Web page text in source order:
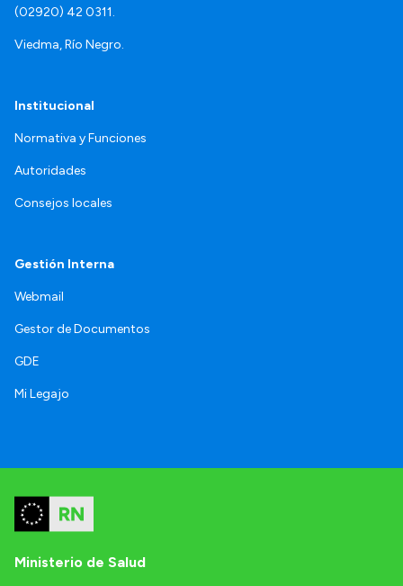
(02920) 42 0311.
Viedma, Río Negro.
Institucional
Normativa y Funciones
Autoridades
Consejos locales
Gestión Interna
Webmail
Gestor de Documentos
GDE
Mi Legajo
Ministerio de Salud